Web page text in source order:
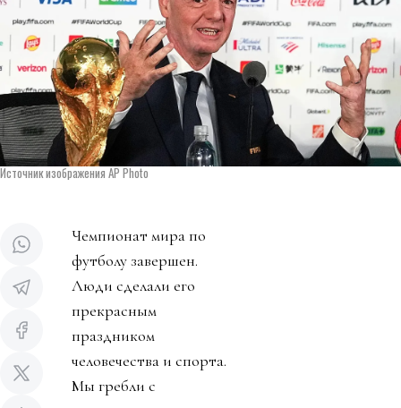
Источник изображения AP Photo
Чемпионат мира по
футболу завершен.
Люди сделали его
прекрасным
праздником
человечества и спорта.
Мы гребли с